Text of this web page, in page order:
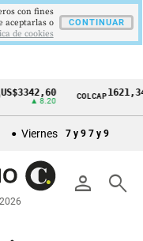
▲ 8.20
COLCAP1621,34 pts
Viernes 7 y 9 7 y 9
person search
con fines
aceptarlas o
de cookies
CONTINUAR